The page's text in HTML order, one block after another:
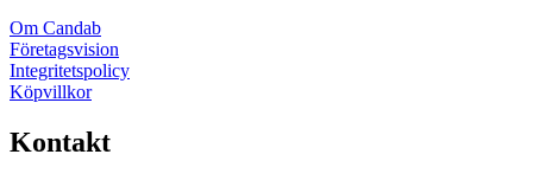
Om Candab
Företagsvision
Integritetspolicy
Köpvillkor
Kontakt